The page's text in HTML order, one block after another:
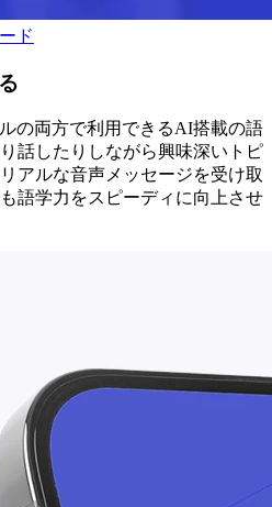
ド
の両方で利用できるAI搭載の語
話したりしながら興味深いトピ
アルな音声メッセージを受け取
語学力をスピーディに向上させ